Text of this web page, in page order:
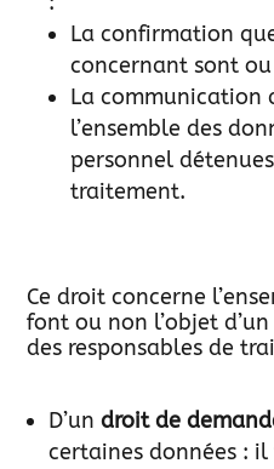
La confirmation
concernant sont
La communication
l’ensemble des
personnel
traitement.
Ce droit concerne
font ou non l’objet
des responsables de
D’undroit de
certaines données :